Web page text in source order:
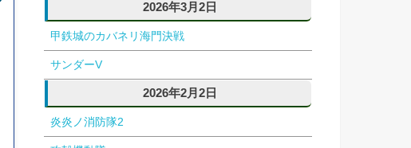
2026年3月2日
甲鉄城のカバネリ海門決戦
サンダーV
2026年2月2日
炎炎ノ消防隊2